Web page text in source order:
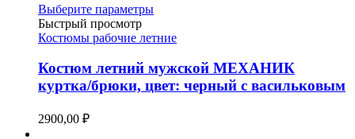
Выберите параметрыЭтот
имеет
вариаций.
Опции
можно
Быстрый просмотр
Костюмы рабочие летние
Костюм летний мужской МЕХАНИК
куртка/брюки, цвет: черный с васильковым
2900,00 ₽